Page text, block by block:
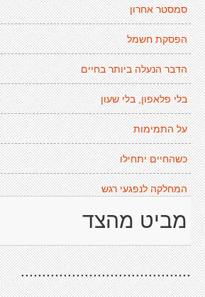
סמסטר אחרון
הפסקת חשמל
הדבר הנעלה ביותר בחיים
בלי פלאפון, בלי שעון
על התמימות
כשהחיים יתחילו
המחלקה לנפגעי רגש
מביט מהצד
........................................